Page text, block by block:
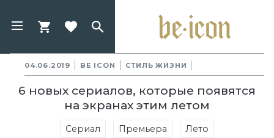
04.06.2019 BE ICON СТИЛЬ ЖИЗНИ
6 новых сериалов, которые появятся
на экранах этим летом
Сериал Премьера Лето